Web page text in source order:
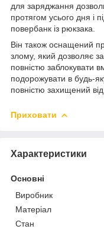
для заряджання
протягом усього дня і
повербанк із рюкзака.
Він також оснащений
злому, який дозволяє
повністю заблокувати
подорожувати в будь-
повністю захищений від
Приховати
Характеристики
Основні
Виробник
Матеріал
Стан